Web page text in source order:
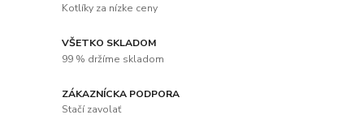
Kotlíky za nízke ceny
VŠETKO SKLADOM
99 % držíme skladom
ZÁKAZNÍCKA PODPORA
Stačí zavolať